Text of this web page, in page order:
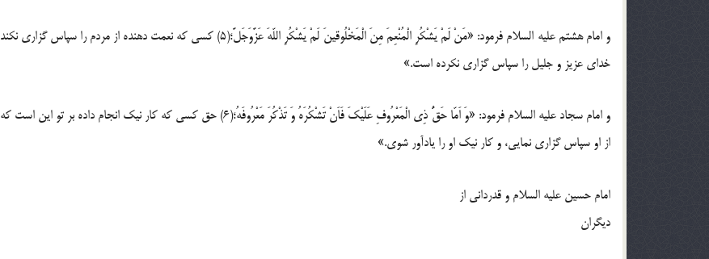
و امام هشتم علیه السلام فرمود: «مَنْ لَمْ یَشْکُرِ الْمُنْعِمَ مِنَ الْمَخْلُوقینَ لَمْ یَشْکُرِ اللّهَ عَزَّوَجَلَّ؛(5) کسی که نعمت دهنده از مردم را سپاس گزاری نکند
خدای عزیز و جلیل را سپاس گزاری نکرده است.»
و امام سجاد علیه السلام فرمود: «وَ اَمّا حَقُّ ذِی الْمَعْرُوفِ عَلَیْکَ فَاَنْ تَشْکُرَهُ وَ تَذْکُرَ مَعْرُوفَهُ؛(6) حق کسی که کار نیک انجام داده بر تو این است که
از او سپاس گزاری نمایی، و کار نیک او را یادآور شوی.»
امام حسین علیه السلام و قدردانی از
دیگران